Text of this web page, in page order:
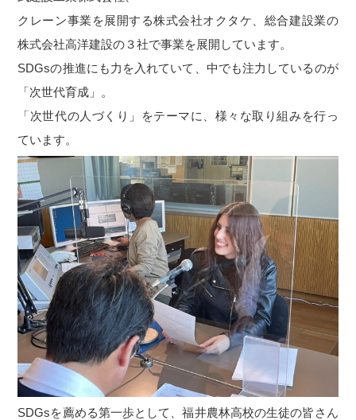
クレーン事業を展開する株式会社オクタケ、総合建設業の
株式会社高洋建設の３社で事業を展開しています。
SDGsの推進にも力を入れていて、中でも注力しているのが
「次世代育成」。
「次世代の人づくり」をテーマに、様々な取り組みを行っ
ています。
SDGsを薦める第一歩として、福井農林高校の生徒の皆さん